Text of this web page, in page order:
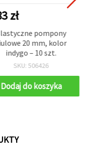
zł
pompony
20 mm, kolor
indygo – 10 szt.
SKU: 506426
Dodaj do koszyka